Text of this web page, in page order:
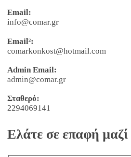
Email:
info@comar.gr
Email²:
comarkonkost@hotmail.com
Admin Email:
admin@comar.gr
Σταθερό:
2294069141
Ελάτε σε επαφή